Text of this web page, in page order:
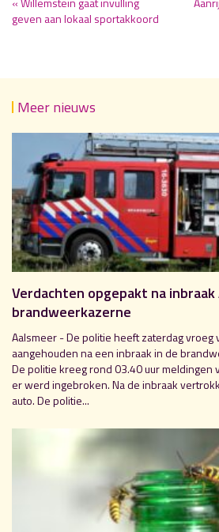
geven aan lokaal sportakkoord
Meer nieuws
Verdachten opgepakt na inbraak
brandweerkazerne
Aalsmeer - De politie heeft zaterdag vroeg
aangehouden na een inbraak in de
De politie kreeg rond 03.40 uur meldingen
er werd ingebroken. Na de inbraak
auto. De politie...